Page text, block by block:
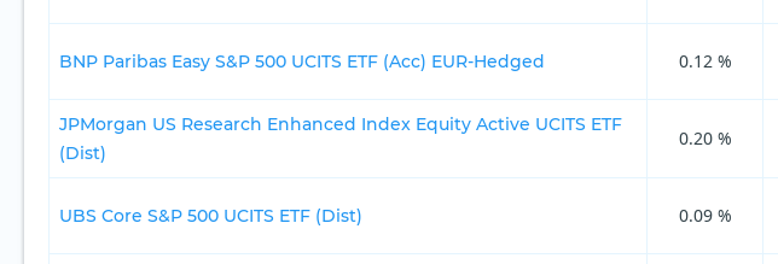
BNP Paribas Easy S&P 500 UCITS ETF (Acc) EUR-Hedged 0.12 %
JPMorgan US Research Enhanced Index Equity Active UCITS ETF
(Dist)
0.20 %
UBS Core S&P 500 UCITS ETF (Dist) 0.09 %